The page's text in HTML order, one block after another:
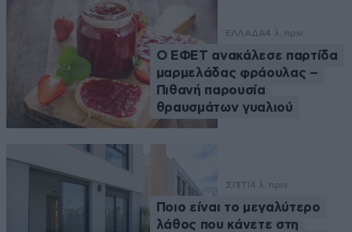
ΕΛΛΑΔΑ4 λ. πριν
Ο ΕΦΕΤ ανακάλεσε παρτίδα
μαρμελάδας φράουλας –
Πιθανή παρουσία
θραυσμάτων γυαλιού
ΣΠΙΤΙ4 λ. πριν
Ποιο είναι το μεγαλύτερο
λάθος που κάνετε στη